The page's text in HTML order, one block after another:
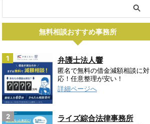
無料相談おすすめ事務所
1 弁護士法人響
匿名で無料の借金減額相談に対
応！任意整理が安い！
詳細ページへ
2 ライズ綜合法律事務所